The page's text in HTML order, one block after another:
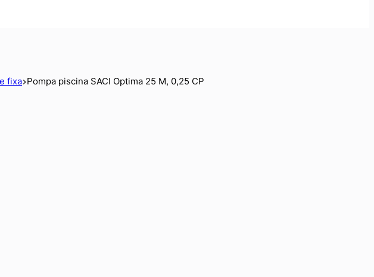
fixa Pompa piscina SACI Optima 25 M, 0,25 CP